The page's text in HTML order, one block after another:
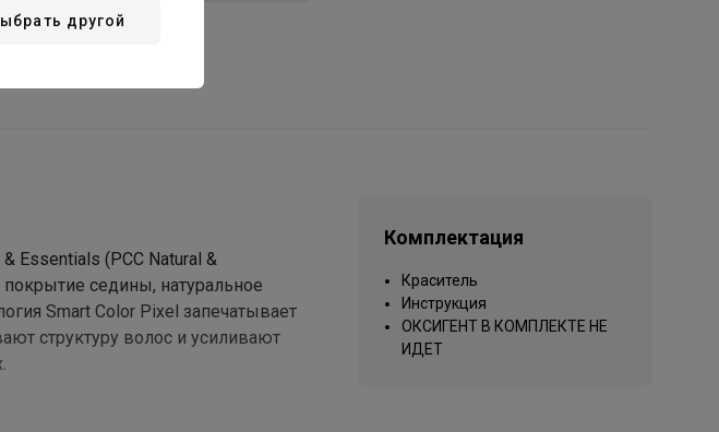
Essentials (PCC Natural &
седины, натуральное
Smart Color Pixel запечатывает
структуру волос и усиливают
Комплектация
Краситель
Инструкция
ОКСИГЕНТ В КОМПЛЕКТЕ НЕ
ИДЕТ
другой